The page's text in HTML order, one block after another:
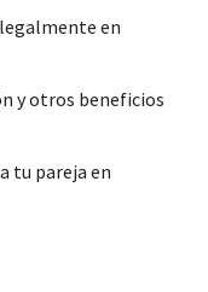
en
y otros beneficios
tu pareja en